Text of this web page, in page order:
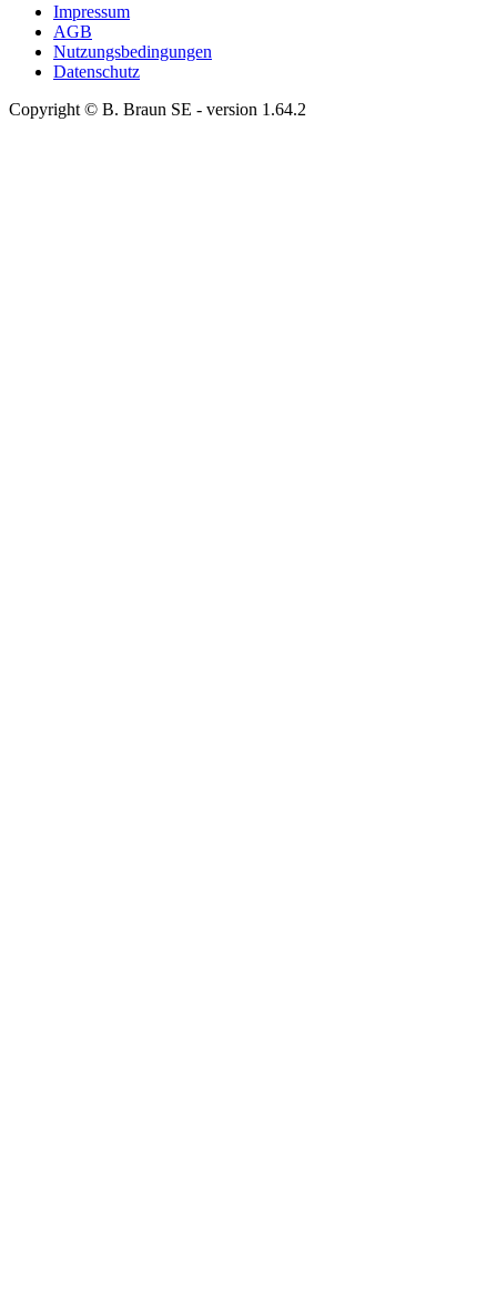
Impressum
AGB
Nutzungsbedingungen
Datenschutz
Copyright © B. Braun SE - version 1.64.2